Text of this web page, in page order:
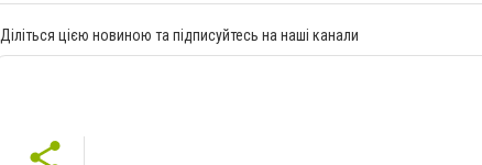
Діліться цією новиною та підписуйтесь на наші канали